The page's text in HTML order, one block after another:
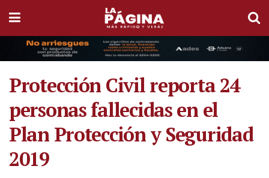
Protección Civil reporta 24
personas fallecidas en el
Plan Protección y Seguridad
2019